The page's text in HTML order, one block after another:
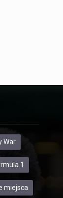
War
1
miejsca